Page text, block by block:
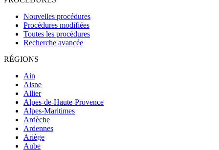
Nouvelles procédures
Procédures modifiées
Toutes les procédures
Recherche avancée
RÉGIONS
Ain
Aisne
Allier
Alpes-de-Haute-Provence
Alpes-Maritimes
Ardèche
Ardennes
Ariège
Aube